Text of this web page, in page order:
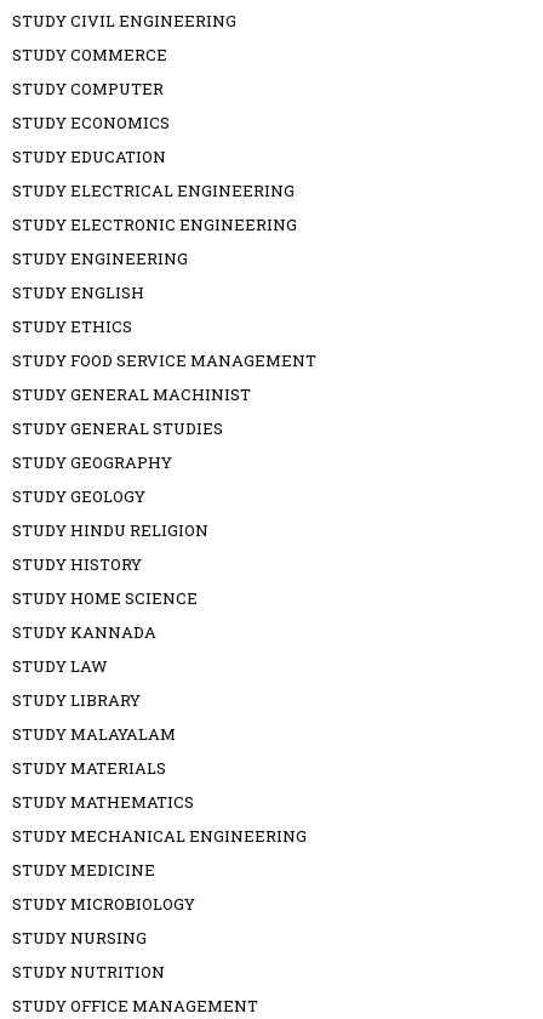
STUDY CIVIL ENGINEERING
STUDY COMMERCE
STUDY COMPUTER
STUDY ECONOMICS
STUDY EDUCATION
STUDY ELECTRICAL ENGINEERING
STUDY ELECTRONIC ENGINEERING
STUDY ENGINEERING
STUDY ENGLISH
STUDY ETHICS
STUDY FOOD SERVICE MANAGEMENT
STUDY GENERAL MACHINIST
STUDY GENERAL STUDIES
STUDY GEOGRAPHY
STUDY GEOLOGY
STUDY HINDU RELIGION
STUDY HISTORY
STUDY HOME SCIENCE
STUDY KANNADA
STUDY LAW
STUDY LIBRARY
STUDY MALAYALAM
STUDY MATERIALS
STUDY MATHEMATICS
STUDY MECHANICAL ENGINEERING
STUDY MEDICINE
STUDY MICROBIOLOGY
STUDY NURSING
STUDY NUTRITION
STUDY OFFICE MANAGEMENT